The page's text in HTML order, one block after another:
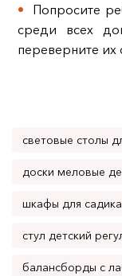
Попросите
среди всех
переверните их
световые столы
доски меловые
шкафы для садика
стул детский
балансборды с